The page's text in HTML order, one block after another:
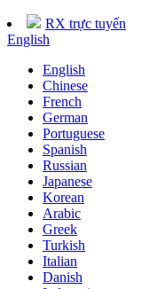
RX trực tuyến
English
English
Chinese
French
German
Portuguese
Spanish
Russian
Japanese
Korean
Arabic
Greek
Turkish
Italian
Danish